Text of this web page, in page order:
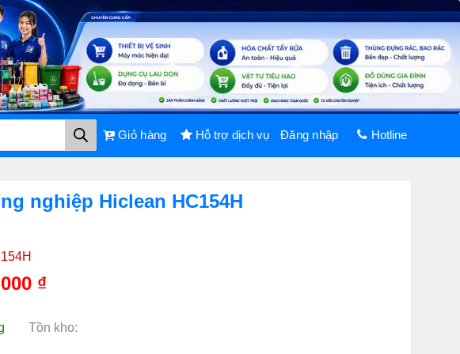
Giỏ hàng Hỗ trợ dịch vụ Đăng nhập Hotline
nghiệp Hiclean HC154H
₫
Tồn kho: